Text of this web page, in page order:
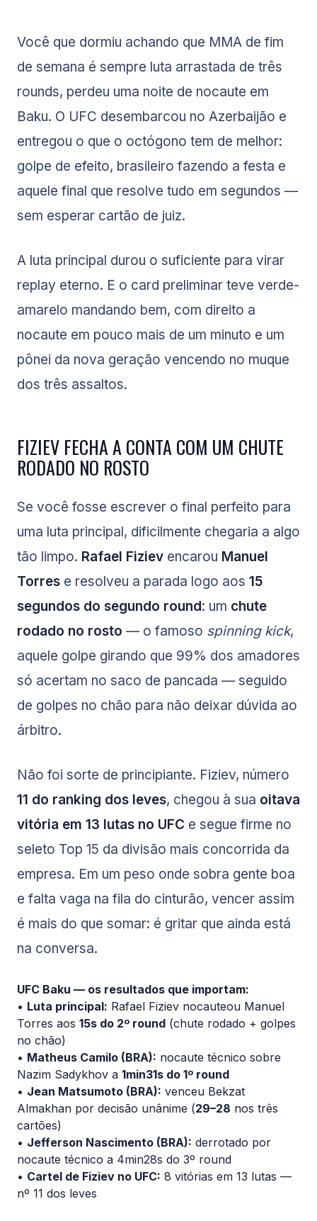
Você que dormiu achando que MMA de fim
de semana é sempre luta arrastada de três
rounds, perdeu uma noite de nocaute em
Baku. O UFC desembarcou no Azerbaijão e
entregou o que o octógono tem de melhor:
golpe de efeito, brasileiro fazendo a festa e
aquele final que resolve tudo em segundos —
sem esperar cartão de juiz.
A luta principal durou o suficiente para virar
replay eterno. E o card preliminar teve verde-
amarelo mandando bem, com direito a
nocaute em pouco mais de um minuto e um
pônei da nova geração vencendo no muque
dos três assaltos.
FIZIEV FECHA A CONTA COM UM CHUTE
RODADO NO ROSTO
Se você fosse escrever o final perfeito para
uma luta principal, dificilmente chegaria a algo
tão limpo. Rafael Fiziev encarou Manuel
Torres e resolveu a parada logo aos 15
segundos do segundo round: um chute
rodado no rosto — o famoso spinning kick,
aquele golpe girando que 99% dos amadores
só acertam no saco de pancada — seguido
de golpes no chão para não deixar dúvida ao
árbitro.
Não foi sorte de principiante. Fiziev, número
11 do ranking dos leves, chegou à sua oitava
vitória em 13 lutas no UFC e segue firme no
seleto Top 15 da divisão mais concorrida da
empresa. Em um peso onde sobra gente boa
e falta vaga na fila do cinturão, vencer assim
é mais do que somar: é gritar que ainda está
na conversa.
UFC Baku — os resultados que importam:
• Luta principal: Rafael Fiziev nocauteou Manuel
Torres aos 15s do 2º round (chute rodado + golpes
no chão)
• Matheus Camilo (BRA): nocaute técnico sobre
Nazim Sadykhov a 1min31s do 1º round
• Jean Matsumoto (BRA): venceu Bekzat
Almakhan por decisão unânime (29–28 nos três
cartões)
• Jefferson Nascimento (BRA): derrotado por
nocaute técnico a 4min28s do 3º round
• Cartel de Fiziev no UFC: 8 vitórias em 13 lutas —
nº 11 dos leves